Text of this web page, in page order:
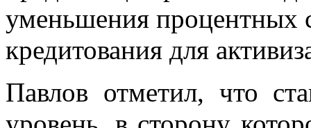
уменьшения процентных
кредитования для
Павлов отметил, что